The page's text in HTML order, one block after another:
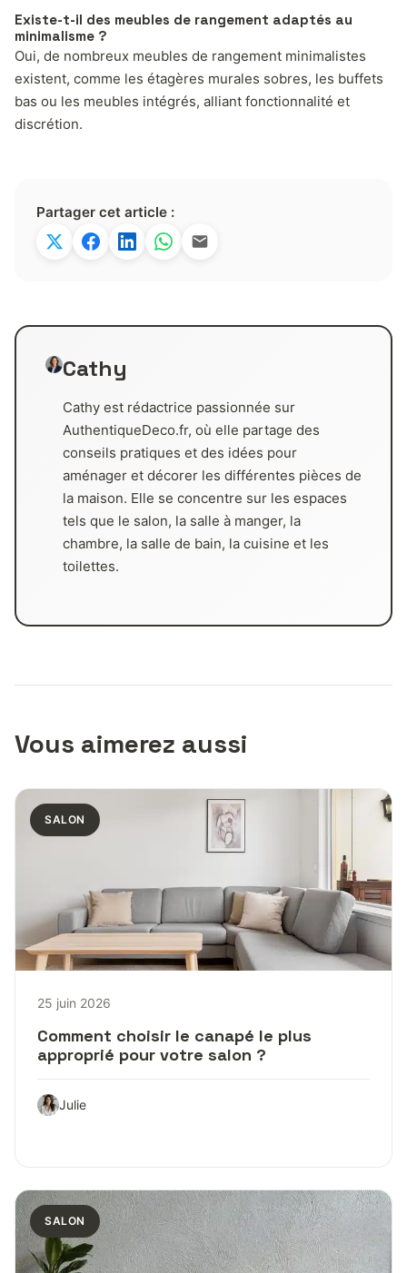
Existe-t-il des meubles de rangement adaptés au
minimalisme ?
Oui, de nombreux meubles de rangement minimalistes
existent, comme les étagères murales sobres, les buffets
bas ou les meubles intégrés, alliant fonctionnalité et
discrétion.
Partager cet article :
Cathy
Cathy est rédactrice passionnée sur
AuthentiqueDeco.fr, où elle partage des
conseils pratiques et des idées pour
aménager et décorer les différentes pièces de
la maison. Elle se concentre sur les espaces
tels que le salon, la salle à manger, la
chambre, la salle de bain, la cuisine et les
toilettes.
Vous aimerez aussi
SALON
25 juin 2026
Comment choisir le canapé le plus
approprié pour votre salon ?
Julie
SALON